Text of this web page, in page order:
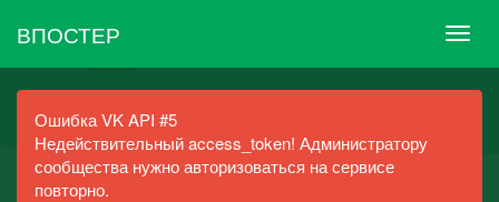
ВПОСТЕР
Ошибка VK API #5
Недействительный access_token! Администратору
сообщества нужно авторизоваться на сервисе
повторно.